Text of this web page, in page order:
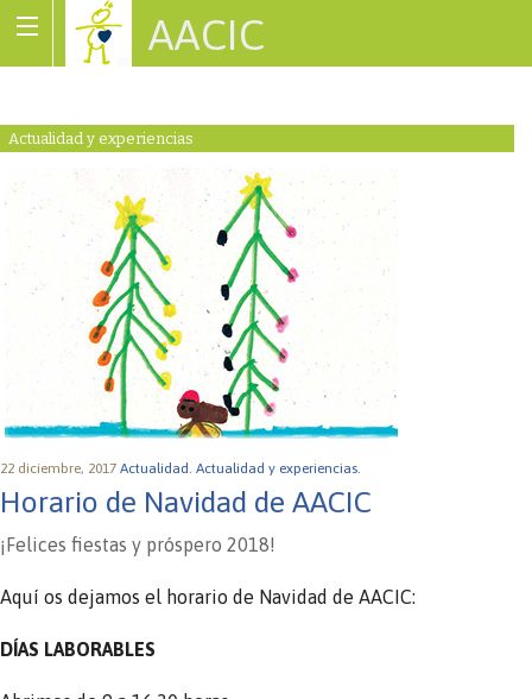
AACIC
Actualidad y experiencias
22 diciembre, 2017 Actualidad. Actualidad y experiencias.
Horario de Navidad de AACIC
¡Felices fiestas y próspero 2018!
Aquí os dejamos el horario de Navidad de AACIC:
DÍAS LABORABLES